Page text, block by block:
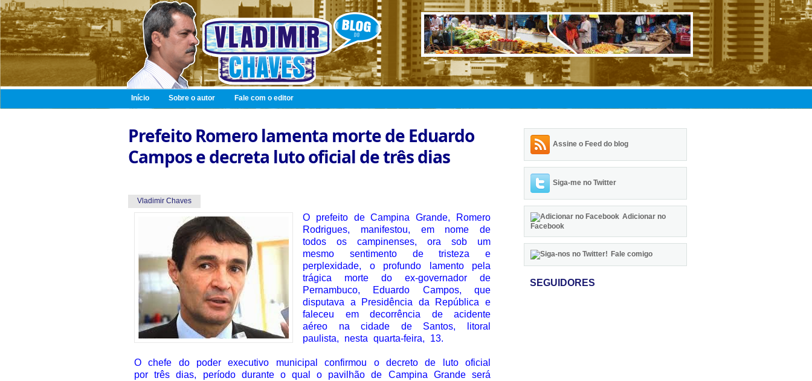
Início Sobre o autor Fale com o editor
Prefeito Romero lamenta morte de Eduardo
Campos e decreta luto oficial de três dias
Vladimir Chaves
O prefeito de Campina Grande, Romero
Rodrigues, manifestou, em nome de
todos os campinenses, ora sob um
mesmo sentimento de tristeza e
perplexidade, o profundo lamento pela
trágica morte do ex-governador de
Pernambuco, Eduardo Campos, que
disputava a Presidência da República e
faleceu em decorrência de acidente
aéreo na cidade de Santos, litoral
paulista, nesta quarta-feira, 13.
O chefe do poder executivo municipal confirmou o decreto de luto oficial
por três dias, período durante o qual o pavilhão de Campina Grande será
Assine o Feed do blog
Siga-me no Twitter
Adicionar no
Facebook
Fale comigo
SEGUIDORES